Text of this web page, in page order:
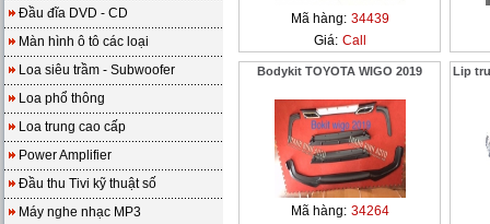
Đầu đĩa DVD - CD
Màn hình ô tô các loại
Loa siêu trầm - Subwoofer
Loa phổ thông
Loa trung cao cấp
Power Amplifier
Đầu thu Tivi kỹ thuật số
Máy nghe nhạc MP3
Mã hàng: 34439
Giá: Call
Bodykit TOYOTA WIGO 2019
Mã hàng: 34264
Lip